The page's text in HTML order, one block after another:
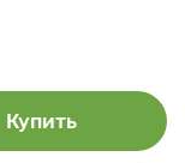
Купить